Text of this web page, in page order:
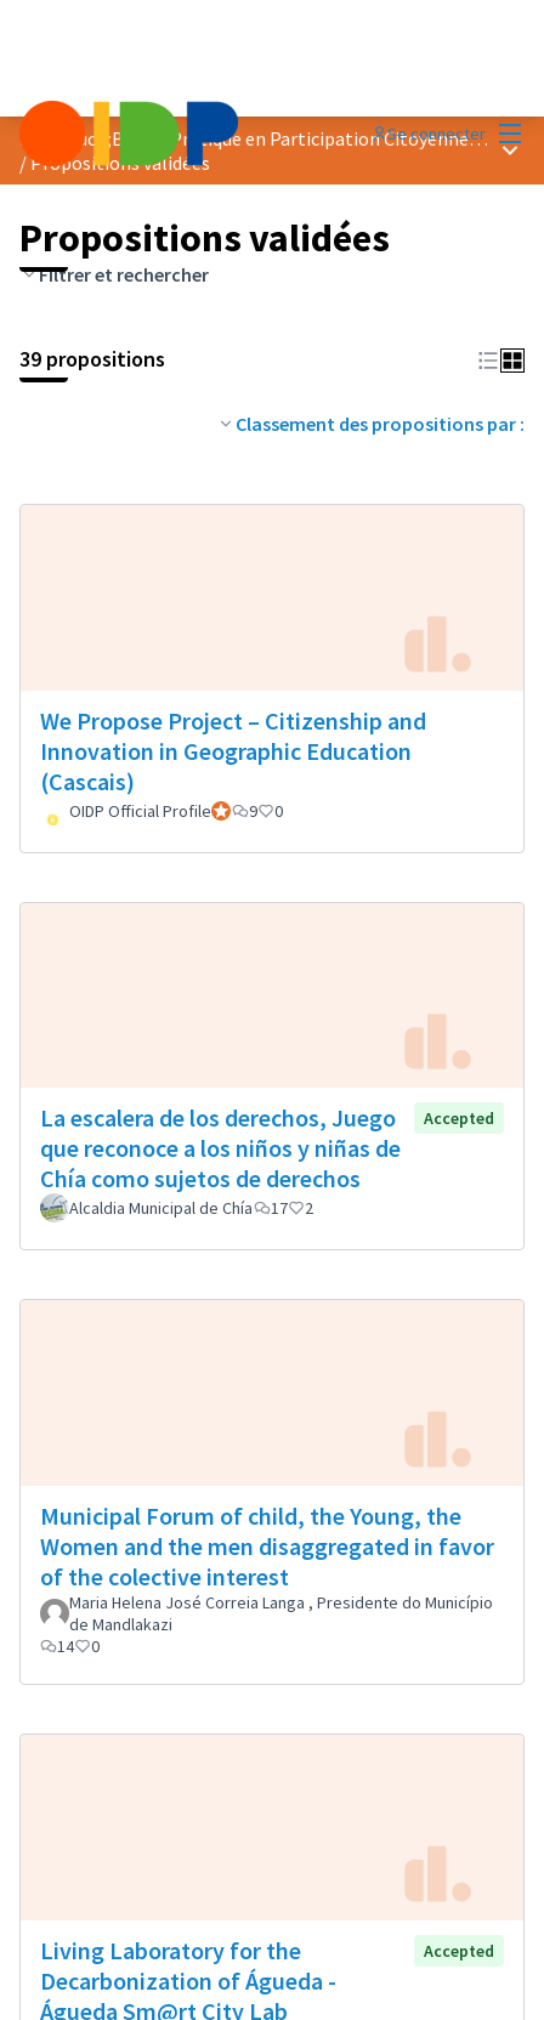
Se connecter
Prix &quot;Bonne Pratique en Participation Citoyenne&quot; 2020
/Propositions validées
Propositions validées
Filtrer et rechercher
39 propositions
Classement des propositions par :
We Propose Project – Citizenship and
Innovation in Geographic Education
(Cascais)
OIDP Official ProfileParticipant officiel
9 0
La escalera de los derechos, Juego
que reconoce a los niños y niñas de
Chía como sujetos de derechos
Accepted
Alcaldia Municipal de Chía 17 2
Municipal Forum of child, the Young, the
Women and the men disaggregated in favor
of the colective interest
Maria Helena José Correia Langa , Presidente do Município
de Mandlakazi
14
0
Living Laboratory for the
Decarbonization of Águeda -
Águeda Sm@rt City Lab
Accepted